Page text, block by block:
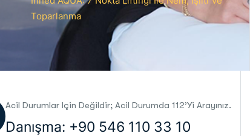
Toparlanma
Acil Durumlar Için Değildir; Acil Durumda 112’yi Arayınız.
Danışma: +90 546 110 33 10